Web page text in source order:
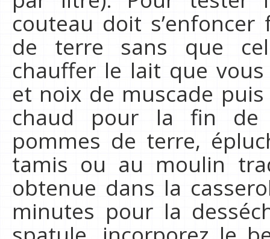
couteau doit
de terre sans que
chauffer le lait que
et noix de muscade
chaud pour la fin de
pommes de terre,
tamis ou au moulin
obtenue dans la
minutes pour la